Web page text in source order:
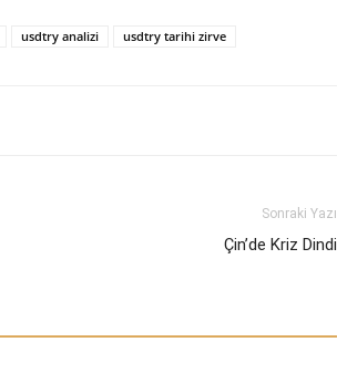
usdtry analizi usdtry tarihi zirve
Sonraki Yazı
Çin’de Kriz Dindi